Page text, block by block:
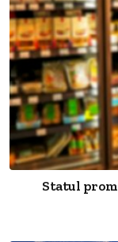
Statul